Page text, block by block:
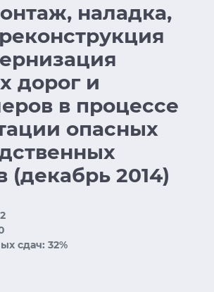
наладка,
дорог и
в процессе
опасных
(декабрь 2014)
сдач: 32%